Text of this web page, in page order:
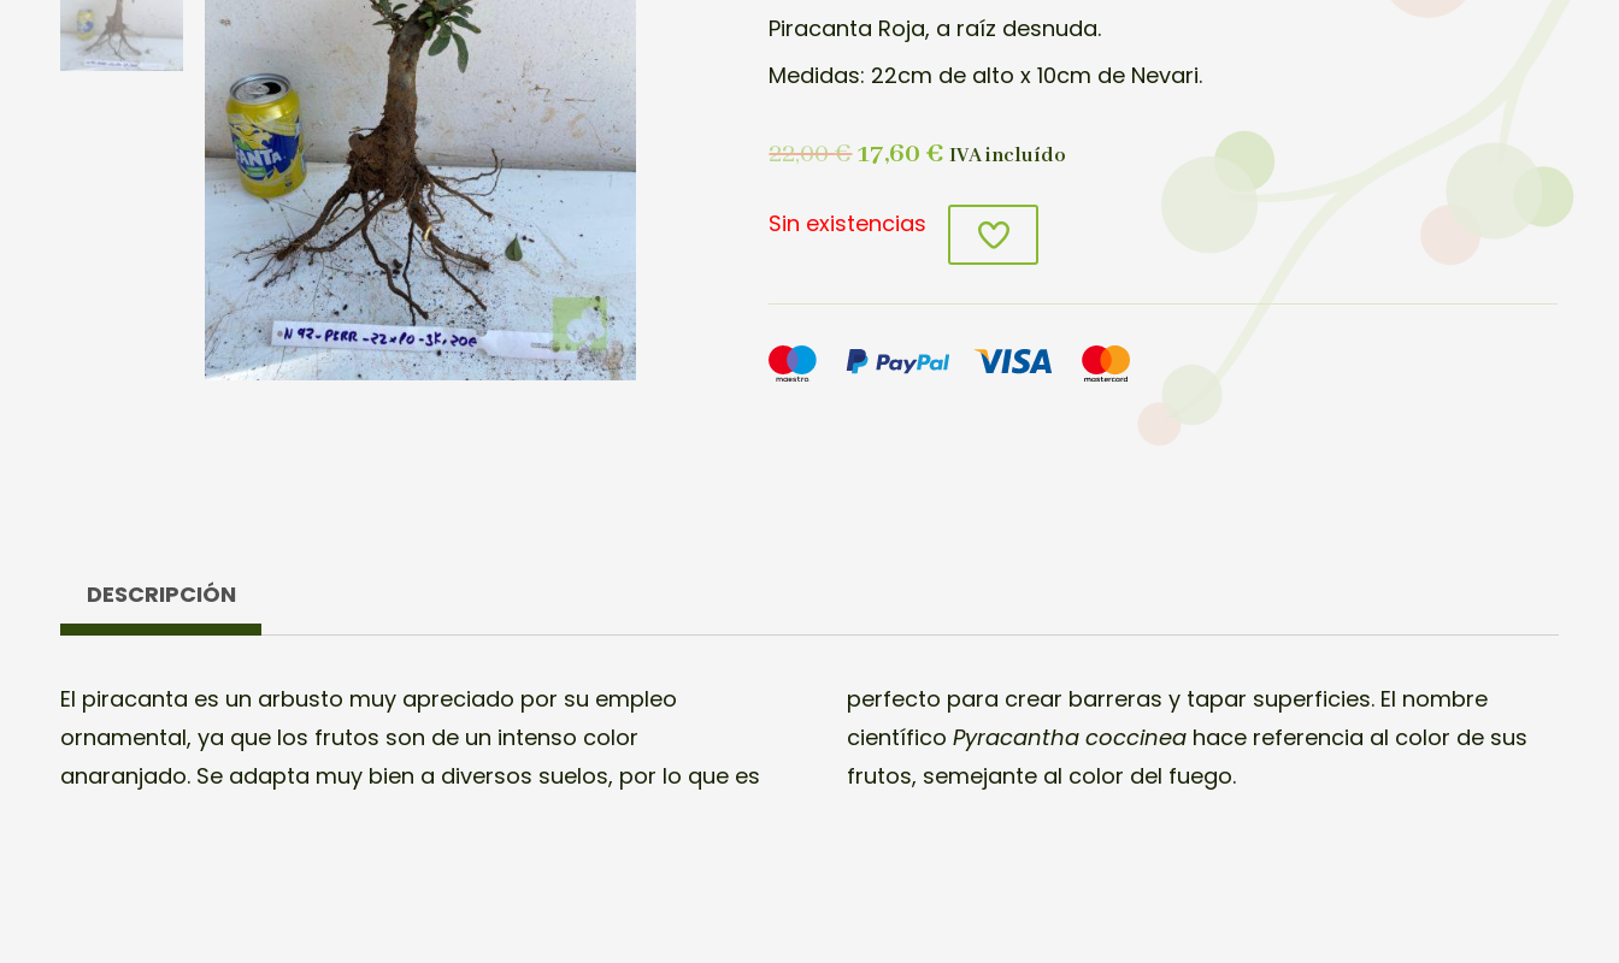
Piracanta Roja, a raíz desnuda.
Medidas: 22cm de alto x 10cm de Nevari.
22,00€17,60€ IVA incluído
Sin existencias
DESCRIPCIÓN
El piracanta es un arbusto muy apreciado por su empleo
ornamental, ya que los frutos son de un intenso color
anaranjado. Se adapta muy bien a diversos suelos, por lo que es
perfecto para crear barreras y tapar superficies. El nombre
científicoPyracantha coccinea hace referencia al color de sus
frutos, semejante al color del fuego.